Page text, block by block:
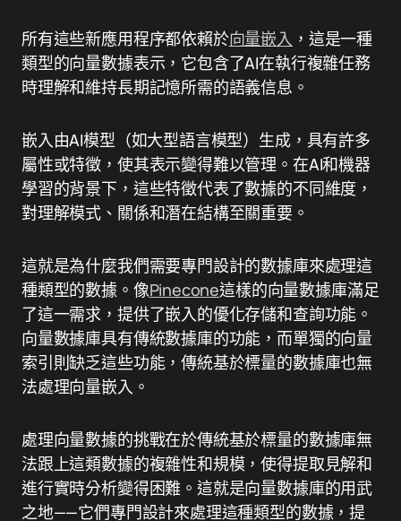
所有這些新應用程序都依賴於向量嵌入 ，這是一種
類型的向量數據表示，它包含了AI在執行複雜任務
時理解和維持長期記憶所需的語義信息。
嵌入由AI模型（如大型語言模型）生成，具有許多
屬性或特徵，使其表示變得難以管理。在AI和機器
學習的背景下，這些特徵代表了數據的不同維度，
對理解模式、關係和潛在結構至關重要。
這就是為什麼我們需要專門設計的數據庫來處理這
種類型的數據。像Pinecone這樣的向量數據庫滿足
了這一需求，提供了嵌入的優化存儲和查詢功能。
向量數據庫具有傳統數據庫的功能，而單獨的向量
索引則缺乏這些功能，傳統基於標量的數據庫也無
法處理向量嵌入。
處理向量數據的挑戰在於傳統基於標量的數據庫無
法跟上這類數據的複雜性和規模，使得提取見解和
進行實時分析變得困難。這就是向量數據庫的用武
之地——它們專門設計來處理這種類型的數據，提